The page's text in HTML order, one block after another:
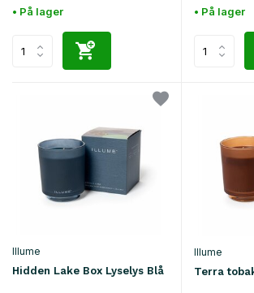
• På lager • På lager
Illume
Hidden Lake Box Lyselys Blå
Illume
Terra